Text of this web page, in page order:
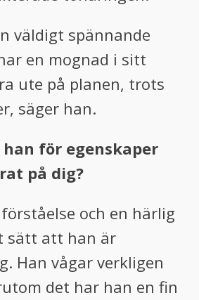
väldigt spännande
en mognad i sitt
ute på planen, trots
säger han.
för egenskaper
på dig?
och en härlig
sätt att han är
Han vågar verkligen
det har han en fin